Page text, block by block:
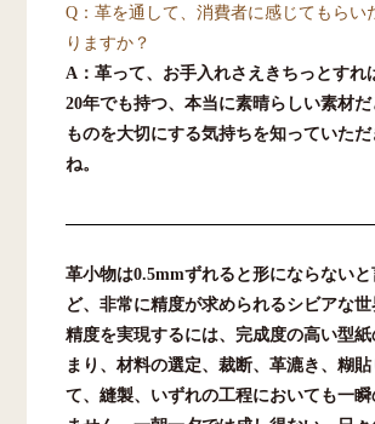
Q：革を通して、消費者に感じてもらい
りますか？
A：革って、お手入れさえきちっとすれ
20年でも持つ、本当に素晴らしい素材だ
ものを大切にする気持ちを知っていた
ね。
革小物は0.5mmずれると形にならない
ど、非常に精度が求められるシビアな
精度を実現するには、完成度の高い型
まり、材料の選定、裁断、革漉き、糊
て、縫製、いずれの工程においても一